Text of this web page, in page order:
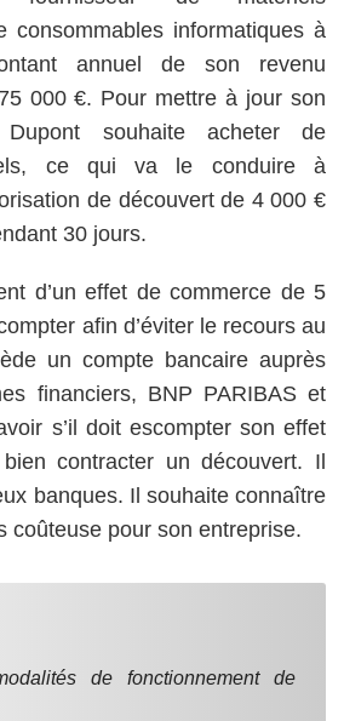
consommables informatiques à
annuel de son revenu
000 €. Pour mettre à jour son
souhaite acheter de
ce qui va le conduire à
de découvert de 4 000 €
30 jours.
d’un effet de commerce de 5
afin d’éviter le recours au
un compte bancaire auprès
financiers, BNP PARIBAS et
s’il doit escompter son effet
contracter un découvert. Il
banques. Il souhaite connaître
coûteuse pour son entreprise.
de fonctionnement de